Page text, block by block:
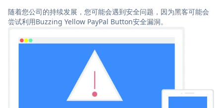
随着您公司的持续发展，您可能会遇到安全问题，因为黑客可能会
尝试利用Buzzing Yellow PayPal Button安全漏洞。